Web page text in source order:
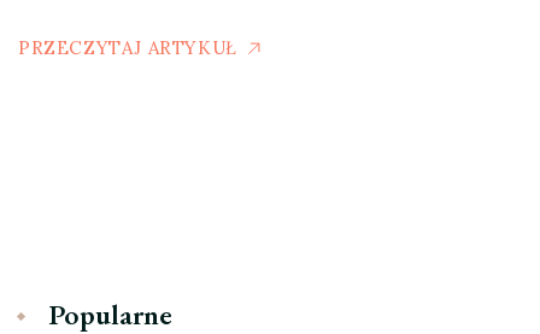
PRZECZYTAJ ARTYKUŁ
Popularne